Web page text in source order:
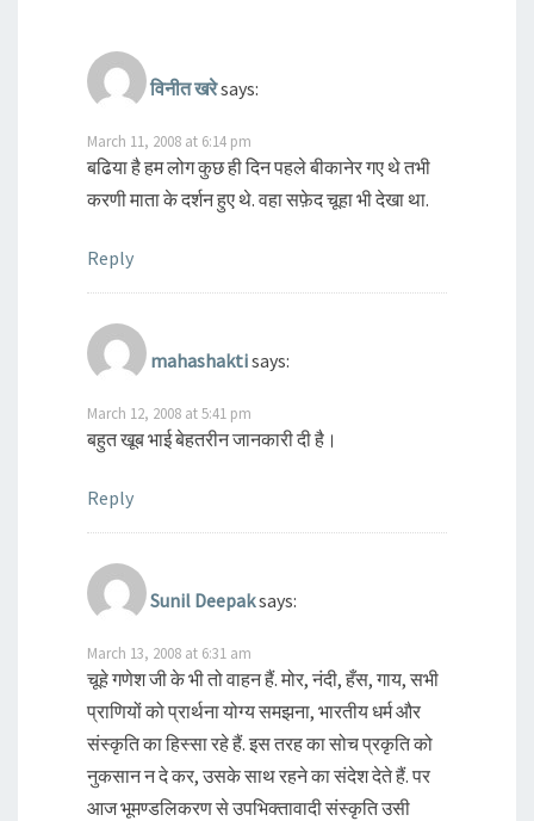
विनीत खरेsays:
March 11, 2008 at 6:14 pm
बढिया है हम लोग कुछ ही दिन पहले बीकानेर गए थे तभी
करणी माता के दर्शन हुए थे. वहा सफ़ेद चूहा भी देखा था.
Reply
mahashaktisays:
March 12, 2008 at 5:41 pm
बहुत खूब भाई बेहतरीन जानकारी दी है।
Reply
Sunil Deepaksays:
March 13, 2008 at 6:31 am
चूहे गणेश जी के भी तो वाहन हैं. मोर, नंदी, हँस, गाय, सभी
प्राणियों को प्रार्थना योग्य समझना, भारतीय धर्म और
संस्कृति का हिस्सा रहे हैं. इस तरह का सोच प्रकृति को
नुकसान न दे कर, उसके साथ रहने का संदेश देते हैं. पर
आज भूमण्डलिकरण से उपभिक्तावादी संस्कृति उसी